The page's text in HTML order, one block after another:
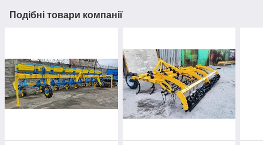
Подібні товари компанії